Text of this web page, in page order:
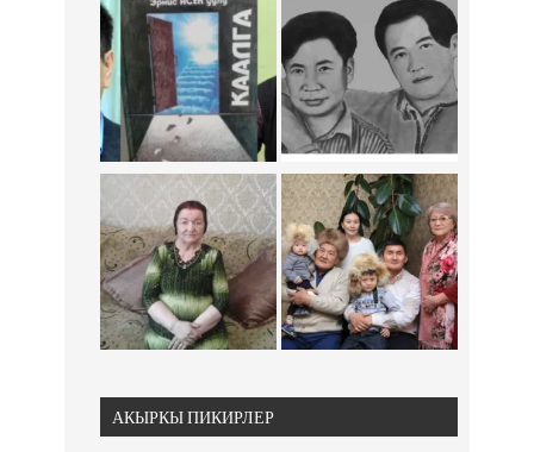
АКЫРКЫ ПИКИРЛЕР